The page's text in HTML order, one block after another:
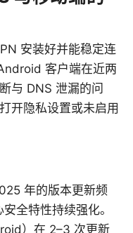
安装好并能稳定连
客户端在近两
与 DNS 泄漏的问
开隐私设置或未启用
年的版本更新频
全特性持续强化。
）在 2–3 次更新